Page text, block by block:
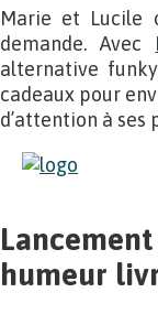
Marie et Lucile
demande. Avec
alternative
cadeaux pour
d’attention à ses
humeur